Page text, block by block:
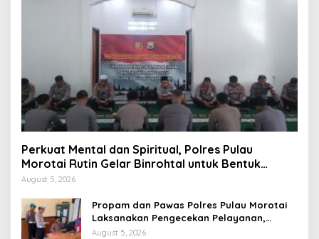
Perkuat Mental dan Spiritual, Polres Pulau
Morotai Rutin Gelar Binrohtal untuk Bentuk
Personel Berintegritas
August 5, 2026
Propam dan Pawas Polres Pulau Morotai
Laksanakan Pengecekan Pelayanan,
Pastikan Masyarakat Mendapat
August 5, 2026